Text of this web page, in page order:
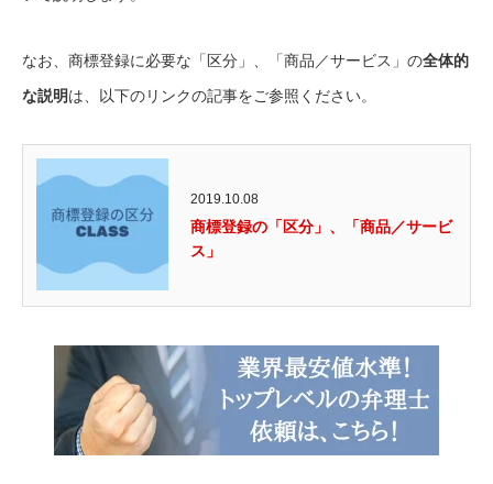
なお、商標登録に必要な「区分」、「商品／サービス」の全体的
な説明は、以下のリンクの記事をご参照ください。
2019.10.08
商標登録の「区分」、「商品／サービ
ス」